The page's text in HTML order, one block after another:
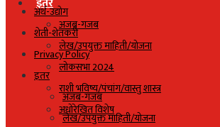
अजब-गजब
लेख/उपयुक्त माहिती/योजना
लोकसभा 2024
राशी भविष्य/पंचांग/वास्तु शास्त्र
अधोरेखित विशेष
अर्थ-उद्योग
शेती-शेतकरी
Privacy Policy
इतर
अजब-गजब
लेख/उपयुक्त माहिती/योजना